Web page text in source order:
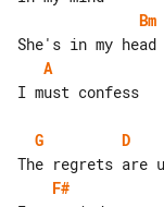
Bm
A
I must confess
G
D
F#